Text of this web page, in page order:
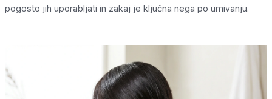
pogosto jih uporabljati in zakaj je ključna nega po umivanju.